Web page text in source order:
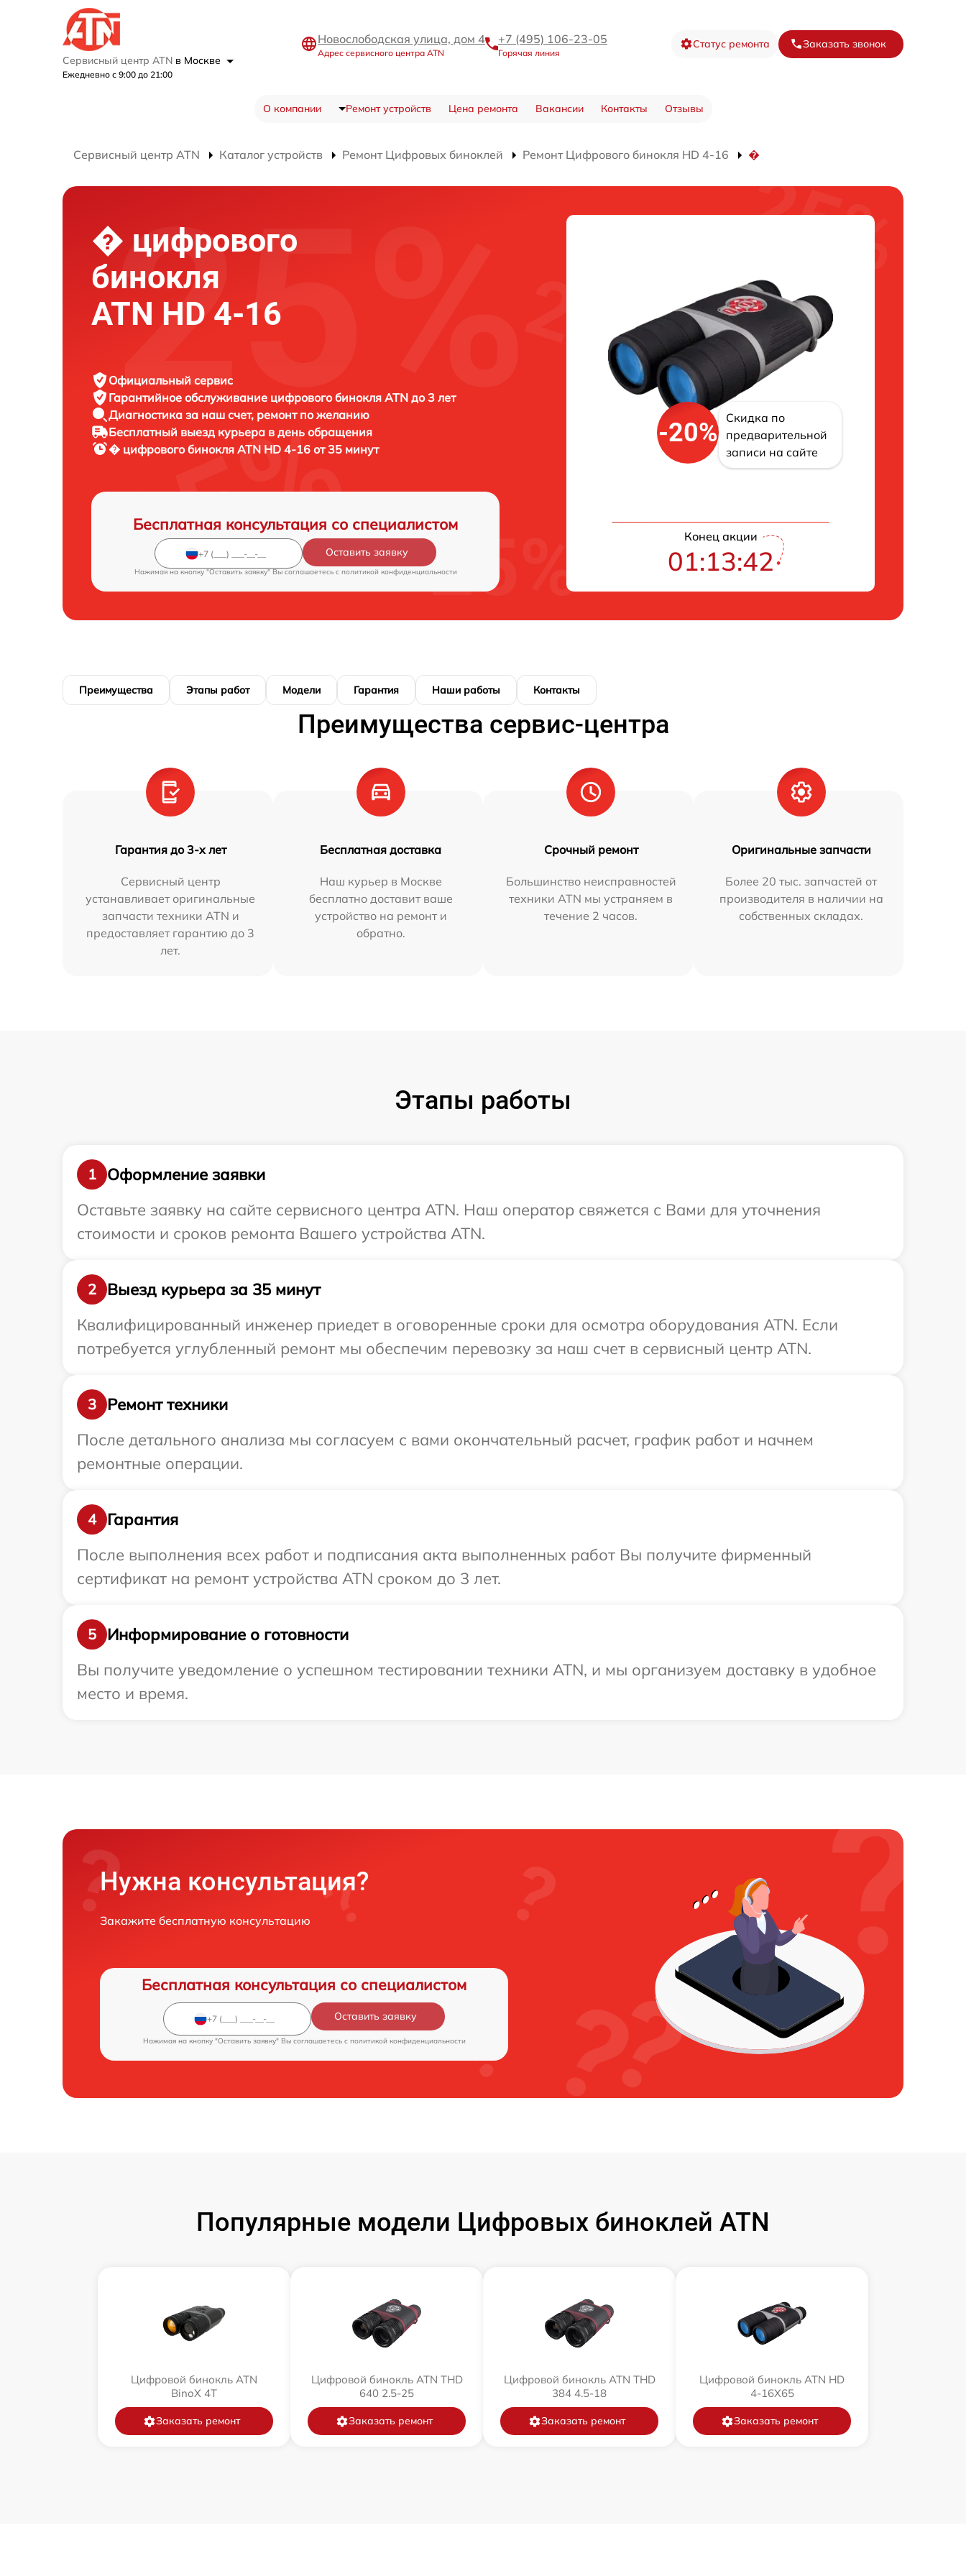
Сервисный центр ATN в Москве
Ежедневно с 9:00 до 21:00
Новослободская улица, дом 4
Адрес сервисного центра ATN
+7 (495) 106-23-05
Горячая линия
Статус ремонта Заказать звонок
О компании Ремонт устройств Цена ремонта Вакансии Контакты Отзывы
Сервисный центр ATN Каталог устройств Ремонт Цифровых биноклей Ремонт Цифрового бинокля HD 4-16 �
� цифрового
бинокля
ATN HD 4-16
Официальный сервис
Гарантийное обслуживание цифрового бинокля ATN до 3 лет
Диагностика за наш счет, ремонт по желанию
Бесплатный выезд курьера в день обращения
� цифрового бинокля ATN HD 4-16 от 35 минут
Бесплатная консультация со специалистом
Оставить заявку
Нажимая на кнопку "Оставить заявку" Вы соглашаетесь c политикой конфиденциальности
-20%
Скидка по
предварительной
записи на сайте
Конец акции
01:13:41
Преимущества Этапы работ Модели Гарантия Наши работы Контакты
Преимущества сервис-центра
Гарантия до 3-х лет
Сервисный центр
устанавливает оригинальные
запчасти техники ATN и
предоставляет гарантию до 3
лет.
Бесплатная доставка
Наш курьер в Москве
бесплатно доставит ваше
устройство на ремонт и
обратно.
Срочный ремонт
Большинство неисправностей
техники ATN мы устраняем в
течение 2 часов.
Оригинальные запчасти
Более 20 тыс. запчастей от
производителя в наличии на
собственных складах.
Этапы работы
1
Оформление заявки
Оставьте заявку на сайте сервисного центра ATN. Наш оператор свяжется с Вами для уточнения
стоимости и сроков ремонта Вашего устройства ATN.
2
Выезд курьера за 35 минут
Квалифицированный инженер приедет в оговоренные сроки для осмотра оборудования ATN. Если
потребуется углубленный ремонт мы обеспечим перевозку за наш счет в сервисный центр ATN.
3
Ремонт техники
После детального анализа мы согласуем с вами окончательный расчет, график работ и начнем
ремонтные операции.
4
Гарантия
После выполнения всех работ и подписания акта выполненных работ Вы получите фирменный
сертификат на ремонт устройства ATN сроком до 3 лет.
5
Информирование о готовности
Вы получите уведомление о успешном тестировании техники ATN, и мы организуем доставку в удобное
место и время.
Нужна консультация?
Закажите бесплатную консультацию
Бесплатная консультация со специалистом
Оставить заявку
Нажимая на кнопку "Оставить заявку" Вы соглашаетесь c политикой конфиденциальности
Популярные модели Цифровых биноклей ATN
Цифровой бинокль ATN
BinoX 4T
Заказать ремонт
Цифровой бинокль ATN THD
640 2.5-25
Заказать ремонт
Цифровой бинокль ATN THD
384 4.5-18
Заказать ремонт
Цифровой бинокль ATN HD
4-16X65
Заказать ремонт